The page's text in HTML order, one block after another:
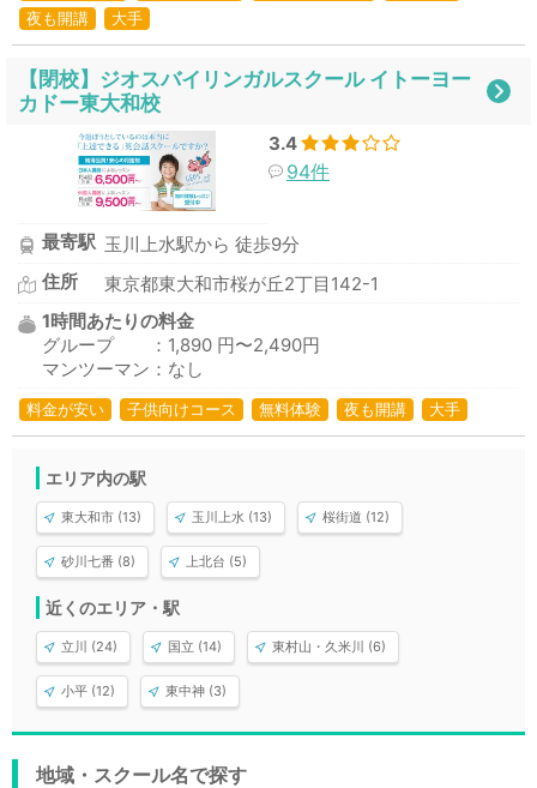
夜も開講
大手
【閉校】ジオスバイリンガルスクール イトーヨー
カドー東大和校
3.4
94件
最寄駅 玉川上水駅から 徒歩9分
住所
東京都東大和市桜が丘2丁目142-1
1時間あたりの料金
グループ ：1,890 円〜2,490円
マンツーマン：なし
料金が安い 子供向けコース 無料体験 夜も開講 大手
エリア内の駅
東大和市 (13) 玉川上水 (13) 桜街道 (12)
砂川七番 (8) 上北台 (5)
近くのエリア・駅
立川 (24) 国立 (14) 東村山・久米川 (6)
小平 (12) 東中神 (3)
地域・スクール名で探す